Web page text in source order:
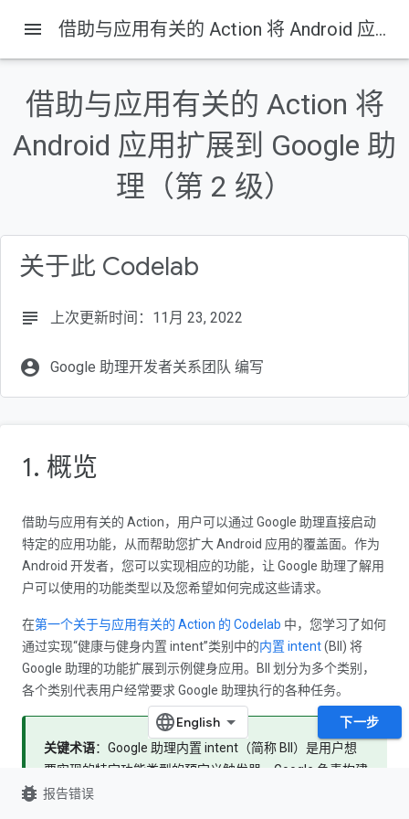
要构建的内容
要学习的内容
前提条件
下载基础文件
更新 Android 应用 ID
menu 借助与应用有关的 Action 将 Android 应用扩展到 Google 助理（第 2 级）
借助与应用有关的 Action 将
Android 应用扩展到 Google 助
理（第 2 级）
关于此 Codelab
subject 上次更新时间：11月 23, 2022
account_circle Google 助理开发者关系团队 编写
1. 概览
借助与应用有关的 Action，用户可以通过 Google 助理直接启动
特定的应用功能，从而帮助您扩大 Android 应用的覆盖面。作为
Android 开发者，您可以实现相应的功能，让 Google 助理了解用
户可以使用的功能类型以及您希望如何完成这些请求。
在第一个关于与应用有关的 Action 的 Codelab 中，您学习了如何
通过实现“健康与健身内置 intent”类别中的内置 intent(BII) 将
Google 助理的功能扩展到示例健身应用。BII 划分为多个类别，
各个类别代表用户经常要求 Google 助理执行的各种任务。
关键术语：Google 助理内置 intent（简称 BII）是用户想
要实现的特定功能类型的预定义触发器。Google 负责构建
和维护 BII 的语言模型，以解读与该特定 intent 相关的各
下一步
bug_report 报告错误